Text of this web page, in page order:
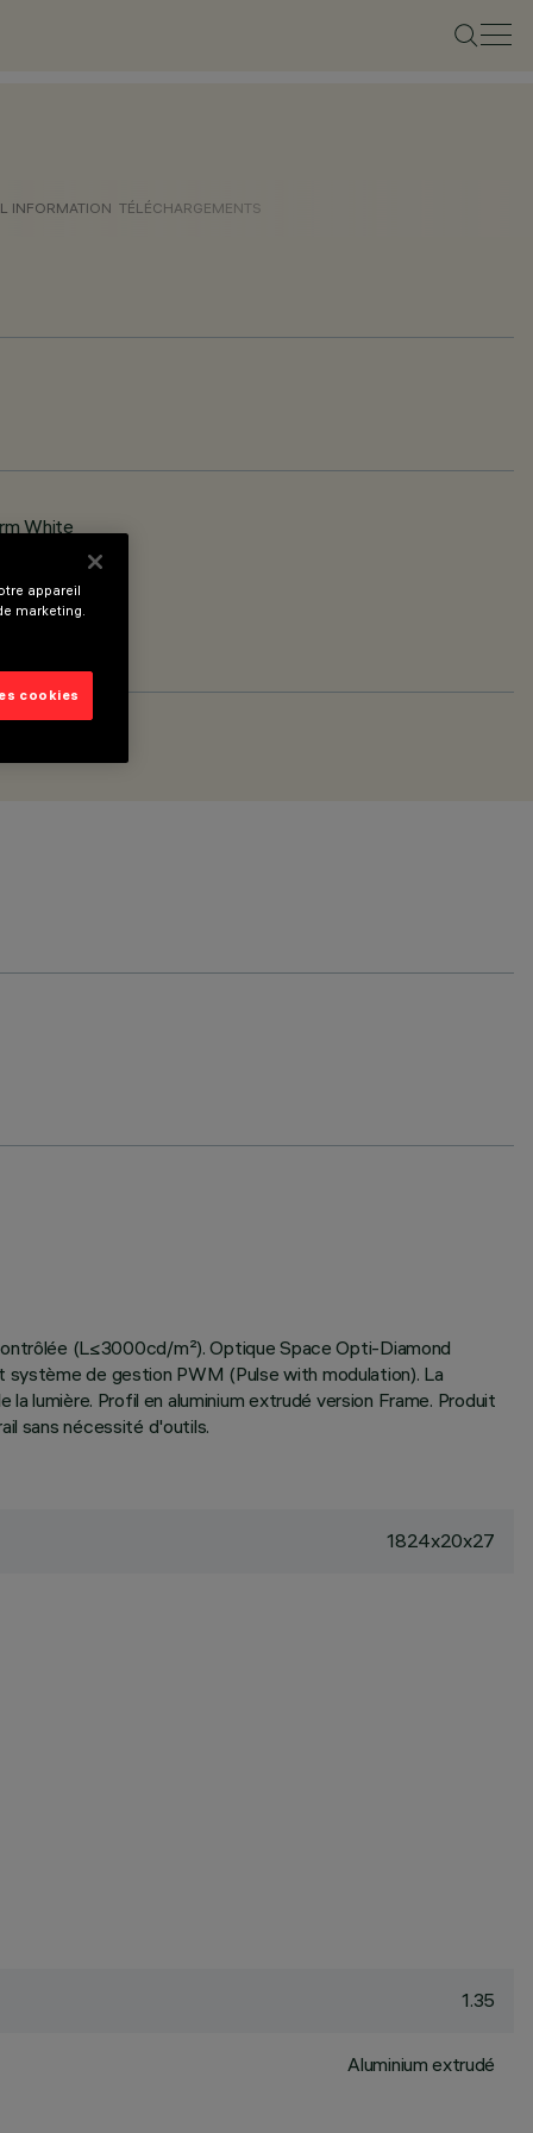
INFORMATION TÉLÉCHARGEMENTS
White
(L≤3000cd/m²). Optique Space Opti-Diamond
de gestion PWM (Pulse with modulation). La
lumière. Profil en aluminium extrudé version Frame. Produit
sans nécessité d'outils.
1824x20x27
1.35
Aluminium extrudé
appareil
marketing.
cookies